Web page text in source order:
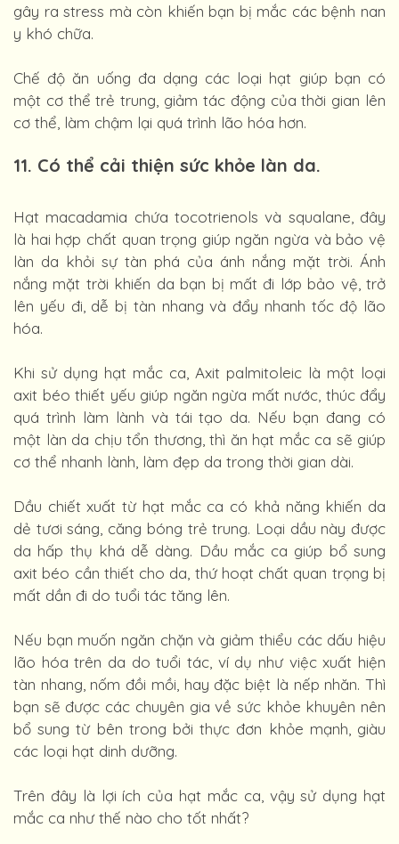
gây ra stress mà còn khiến bạn bị mắc các bệnh nan
y khó chữa.
Chế độ ăn uống đa dạng các loại hạt giúp bạn có
một cơ thể trẻ trung, giảm tác động của thời gian lên
cơ thể, làm chậm lại quá trình lão hóa hơn.
11. Có thể cải thiện sức khỏe làn da.
Hạt macadamia chứa tocotrienols và squalane, đây
là hai hợp chất quan trọng giúp ngăn ngừa và bảo vệ
làn da khỏi sự tàn phá của ánh nắng mặt trời. Ánh
nắng mặt trời khiến da bạn bị mất đi lớp bảo vệ, trở
lên yếu đi, dễ bị tàn nhang và đẩy nhanh tốc độ lão
hóa.
Khi sử dụng hạt mắc ca, Axit palmitoleic là một loại
axit béo thiết yếu giúp ngăn ngừa mất nước, thúc đẩy
quá trình làm lành và tái tạo da. Nếu bạn đang có
một làn da chịu tổn thương, thì ăn hạt mắc ca sẽ giúp
cơ thể nhanh lành, làm đẹp da trong thời gian dài.
Dầu chiết xuất từ hạt mắc ca có khả năng khiến da
dẻ tươi sáng, căng bóng trẻ trung. Loại dầu này được
da hấp thụ khá dễ dàng. Dầu mắc ca giúp bổ sung
axit béo cần thiết cho da, thứ hoạt chất quan trọng bị
mất dần đi do tuổi tác tăng lên.
Nếu bạn muốn ngăn chặn và giảm thiểu các dấu hiệu
lão hóa trên da do tuổi tác, ví dụ như việc xuất hiện
tàn nhang, nốm đồi mồi, hay đặc biệt là nếp nhăn. Thì
bạn sẽ được các chuyên gia về sức khỏe khuyên nên
bổ sung từ bên trong bởi thực đơn khỏe mạnh, giàu
các loại hạt dinh dưỡng.
Trên đây là lợi ích của hạt mắc ca, vậy sử dụng hạt
mắc ca như thế nào cho tốt nhất?